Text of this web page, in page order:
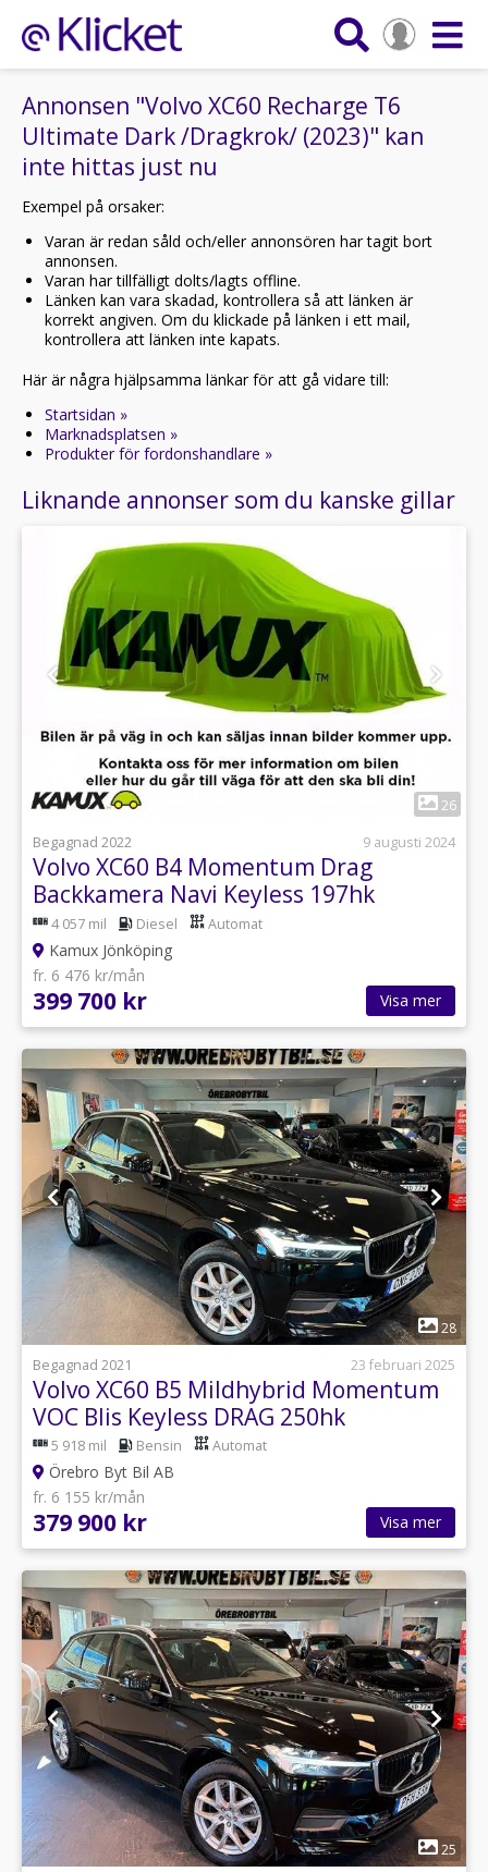
Annonsen "Volvo XC60 Recharge T6
Ultimate Dark /Dragkrok/ (2023)" kan
inte hittas just nu
Exempel på orsaker:
Varan är redan såld och/eller annonsören har tagit bort
annonsen.
Varan har tillfälligt dolts/lagts offline.
Länken kan vara skadad, kontrollera så att länken är
korrekt angiven. Om du klickade på länken i ett mail,
kontrollera att länken inte kapats.
Här är några hjälpsamma länkar för att gå vidare till:
Startsidan »
Marknadsplatsen »
Produkter för fordonshandlare »
Liknande annonser som du kanske gillar
26
Begagnad 2022
9 augusti 2024
Volvo XC60 B4 Momentum Drag
Backkamera Navi Keyless 197hk
4 057 mil Diesel Automat
Kamux Jönköping
fr. 6 476 kr/mån
399 700 kr Visa mer
1
28
Begagnad 2021
23 februari 2025
Volvo XC60 B5 Mildhybrid Momentum
VOC Blis Keyless DRAG 250hk
5 918 mil Bensin Automat
Örebro Byt Bil AB
fr. 6 155 kr/mån
379 900 kr Visa mer
1
25